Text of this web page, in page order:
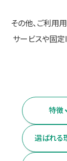
その他、ご利用
サービスや固定
特徴
選ばれる